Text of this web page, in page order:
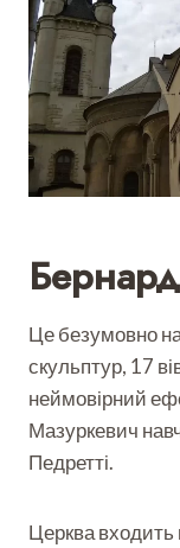
Це безумовно
скульптур, 17
неймовірний
Мазуркевич
Педретті.
Церква